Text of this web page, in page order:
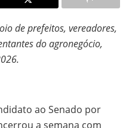
de prefeitos, vereadores,
do agronegócio,
ao Senado por
a semana com